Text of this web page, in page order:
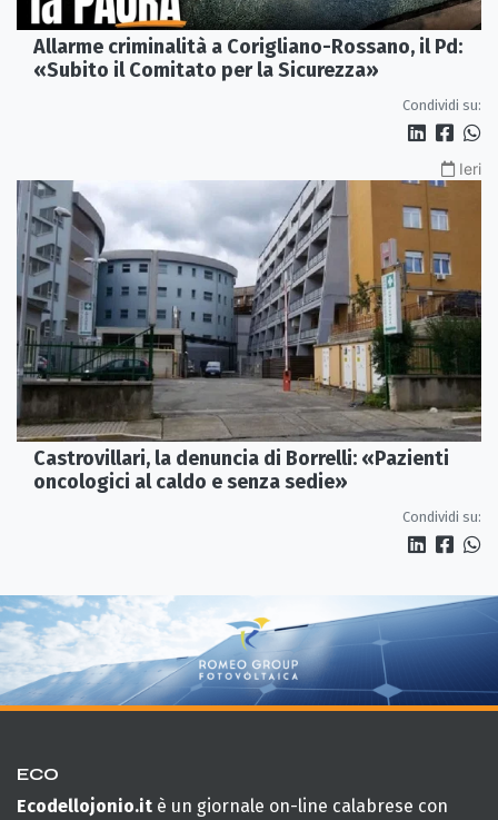
Allarme criminalità a Corigliano-Rossano, il Pd:
«Subito il Comitato per la Sicurezza»
Condividi su:
Ieri
Castrovillari, la denuncia di Borrelli: «Pazienti
oncologici al caldo e senza sedie»
Condividi su:
ECO
Ecodellojonio.it è un giornale on-line calabrese con